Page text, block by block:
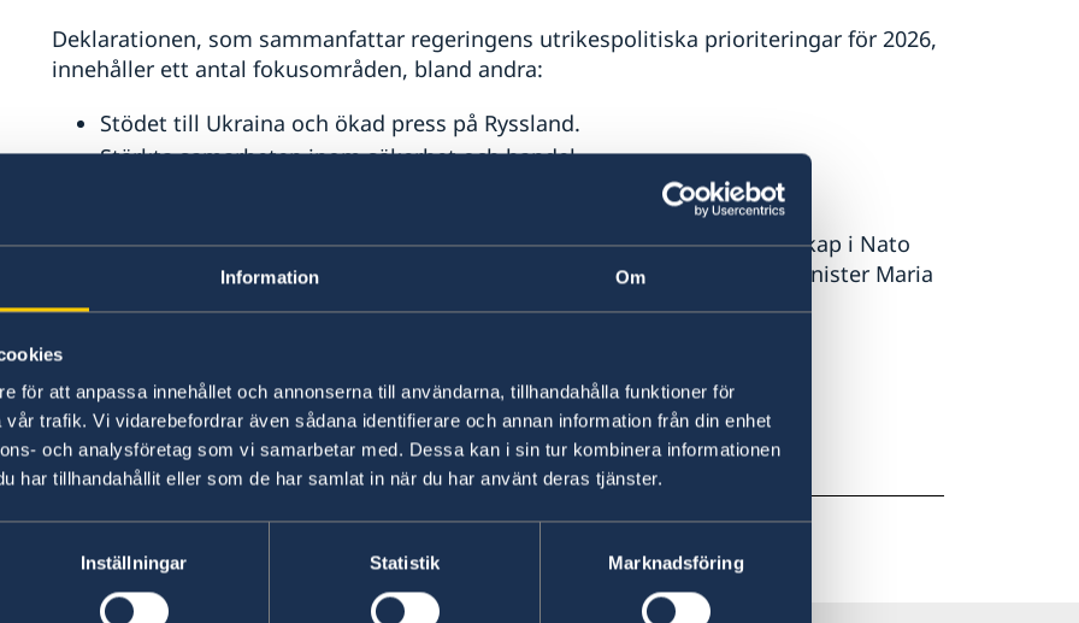
Information Om
för att anpassa innehållet och annonserna till användarna, tillhandahålla funktioner för
trafik. Vi vidarebefordrar även sådana identifierare och annan information från din enhet
och analysföretag som vi samarbetar med. Dessa kan i sin tur kombinera informationen
har tillhandahållit eller som de har samlat in när du har använt deras tjänster.
Inställningar Statistik Marknadsföring
Deklarationen, som sammanfattar regeringens utrikespolitiska prioriteringar för 2026,
innehåller ett antal fokusområden, bland andra:
Stödet till Ukraina och ökad press på Ryssland.
Stärkta samarbeten inom säkerhet och handel.
– Vi har valt att värna Sveriges och svenskars säkerhet. Sveriges medlemskap i Nato
gör vårt land säkrare. Vi står inte ensamma i en orolig tid, säger utrikesminister Maria
Malmer Stenergard.
Läs hela utrikesdeklarationen på regeringen.se.
Senast uppdaterad 02 mars 2026, 14.28